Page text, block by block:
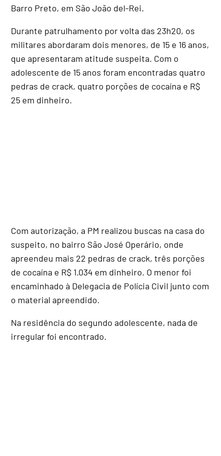
Barro Preto, em São João del-Rei.
Durante patrulhamento por volta das 23h20, os
militares abordaram dois menores, de 15 e 16 anos,
que apresentaram atitude suspeita. Com o
adolescente de 15 anos foram encontradas quatro
pedras de crack, quatro porções de cocaína e R$
25 em dinheiro.
Com autorização, a PM realizou buscas na casa do
suspeito, no bairro São José Operário, onde
apreendeu mais 22 pedras de crack, três porções
de cocaína e R$ 1.034 em dinheiro. O menor foi
encaminhado à Delegacia de Polícia Civil junto com
o material apreendido.
Na residência do segundo adolescente, nada de
irregular foi encontrado.